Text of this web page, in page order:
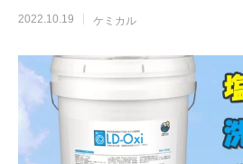
ORBOT
ている方もおられると思います。今
2022.10.19 ケミカル